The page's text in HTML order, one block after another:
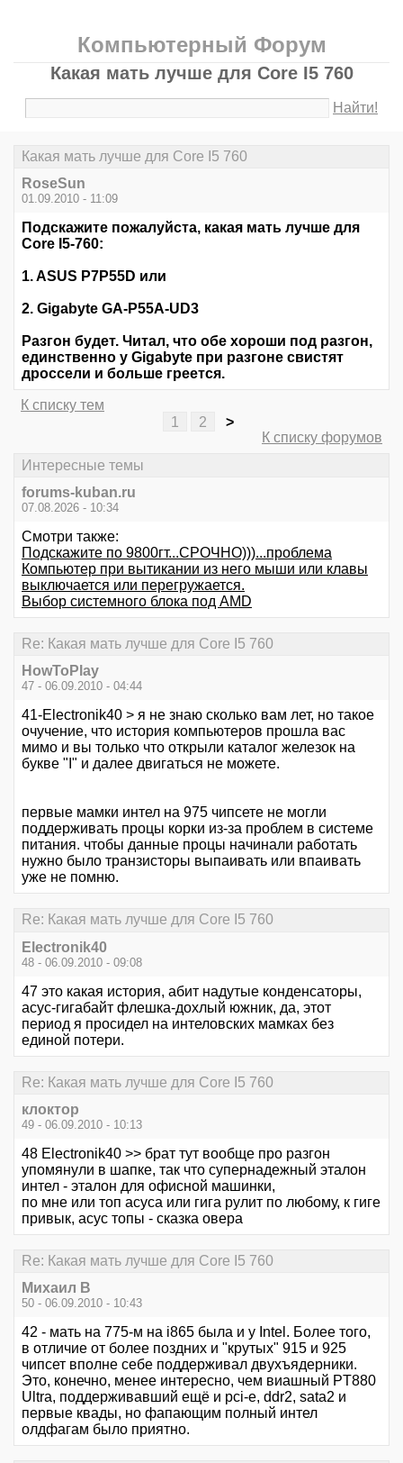
Компьютерный Форум
Какая мать лучше для Core I5 760
Найти!
Какая мать лучше для Core I5 760
RoseSun
01.09.2010 - 11:09
Подскажите пожалуйста, какая мать лучше для
Core I5-760:
1. ASUS P7P55D или
2. Gigabyte GA-P55A-UD3
Разгон будет. Читал, что обе хороши под разгон,
единственно у Gigabyte при разгоне свистят
дроссели и больше греется.
К списку тем
1
2
>
К списку форумов
Интересные темы
forums-kuban.ru
07.08.2026 - 10:34
Смотри также:
Подскажите по 9800гт...СРОЧНО)))...проблема
Компьютер при вытикании из него мыши или клавы
выключается или перегружается.
Выбор системного блока под АМD
Re: Какая мать лучше для Core I5 760
HowToPlay
47 - 06.09.2010 - 04:44
41-Electronik40 > я не знаю сколько вам лет, но такое
очучение, что история компьютеров прошла вас
мимо и вы только что открыли каталог железок на
букве "I" и далее двигаться не можете.
первые мамки интел на 975 чипсете не могли
поддерживать процы корки из-за проблем в системе
питания. чтобы данные процы начинали работать
нужно было транзисторы выпаивать или впаивать
уже не помню.
Re: Какая мать лучше для Core I5 760
Electronik40
48 - 06.09.2010 - 09:08
47 это какая история, абит надутые конденсаторы,
асус-гигабайт флешка-дохлый южник, да, этот
период я просидел на интеловских мамках без
единой потери.
Re: Какая мать лучше для Core I5 760
клоктор
49 - 06.09.2010 - 10:13
48 Electronik40 >> брат тут вообще про разгон
упомянули в шапке, так что супернадежный эталон
интел - эталон для офисной машинки,
по мне или топ асуса или гига рулит по любому, к гиге
привык, асус топы - сказка овера
Re: Какая мать лучше для Core I5 760
Михаил В
50 - 06.09.2010 - 10:43
42 - мать на 775-м на i865 была и у Intel. Более того,
в отличие от более поздних и "крутых" 915 и 925
чипсет вполне себе поддерживал двухъядерники.
Это, конечно, менее интересно, чем виашный PT880
Ultra, поддерживавший ещё и pci-e, ddr2, sata2 и
первые квады, но фапающим полный интел
олдфагам было приятно.